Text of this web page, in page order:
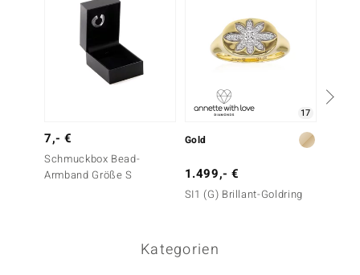
7,- €
Schmuckbox Bead-
Armband Größe S
17
Gold
1.499,- €
SI1 (G) Brillant-Goldring
Kategorien